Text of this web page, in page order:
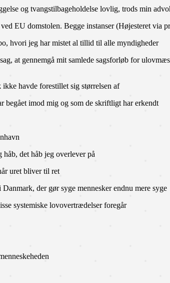
og tvangstilbageholdelse lovlig, trods min
EU domstolen. Begge instanser (Højesteret via
hvori jeg har mistet al tillid til alle myndigheder
at gennemgå mit samlede sagsforløb for
havde forestillet sig størrelsen af
begået imod mig og som de skriftligt har erkendt
det håb jeg overlever på
uret bliver til ret
der gør syge mennesker endnu mere syge
systemiske lovovertrædelser foregår